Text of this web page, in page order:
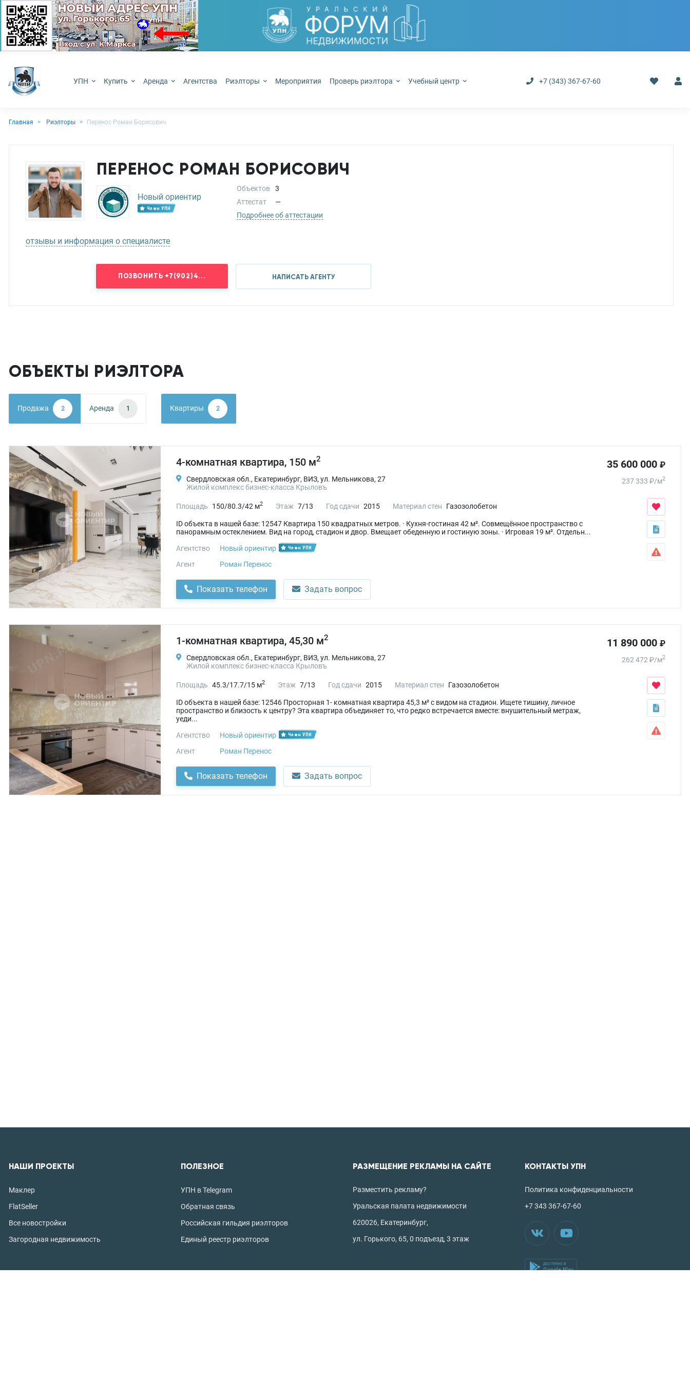
УПН Купить Аренда Агентства Риэлторы Мероприятия Проверь риэлтора Учебный центр +7 (343) 367-67-60
Главная Риэлторы Перенос Роман Борисович
ПЕРЕНОС РОМАН БОРИСОВИЧ
Новый ориентир
Член УПН
Объектов
3
Аттестат
—
Подробнее об аттестации
отзывы и информация о специалисте
ПОЗВОНИТЬ +7(902)4... НАПИСАТЬ АГЕНТУ
ОБЪЕКТЫ РИЭЛТОРА
Продажа 2 Аренда 1 Квартиры 2
4-комнатная квартира, 150 м2
Свердловская обл., Екатеринбург, ВИЗ, ул. Мельникова, 27
Жилой комплекс бизнес-класса Крыловъ
Площадь 150/80.3/42 м2 Этаж 7/13 Год сдачи 2015 Материал стен Газозолобетон
ID объекта в нашей базе: 12547 Квартира 150 квадратных метров. · Кухня-гостиная 42 м². Совмещённое пространство с
панорамным остеклением. Вид на город, стадион и двор. Вмещает обеденную и гостиную зоны. · Игровая 19 м². Отдельн...
Агентство
Новый ориентир Член УПН
Агент Роман Перенос
Показать телефон Задать вопрос
35 600 000 ₽
237 333 ₽/м2
1-комнатная квартира, 45,30 м2
Свердловская обл., Екатеринбург, ВИЗ, ул. Мельникова, 27
Жилой комплекс бизнес-класса Крыловъ
Площадь 45.3/17.7/15 м2 Этаж 7/13 Год сдачи 2015 Материал стен Газозолобетон
ID объекта в нашей базе: 12546 Просторная 1- комнатная квартира 45,3 м² с видом на стадион. Ищете тишину, личное
пространство и близость к центру? Эта квартира объединяет то, что редко встречается вместе: внушительный метраж,
уеди...
Агентство
Новый ориентир Член УПН
Агент Роман Перенос
Показать телефон Задать вопрос
11 890 000 ₽
262 472 ₽/м2
НАШИ ПРОЕКТЫ
Маклер
FlatSeller
Все новостройки
Загородная недвижимость
ПОЛЕЗНОЕ
УПН в Telegram
Обратная связь
Российская гильдия риэлторов
Единый реестр риэлторов
РАЗМЕЩЕНИЕ РЕКЛАМЫ НА САЙТЕ
Разместить рекламу?
Уральская палата недвижимости
620026, Екатеринбург,
ул. Горького, 65, 0 подъезд, 3 этаж
КОНТАКТЫ УПН
Политика конфиденциальности
+7 343 367-67-60
ДОСТУПНО В
Google Play